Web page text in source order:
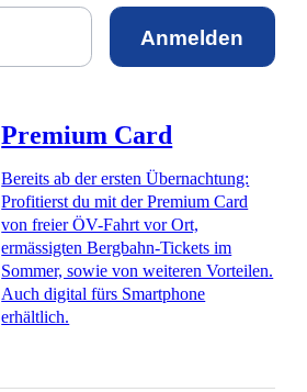
Anmelden
Premium Card
Bereits ab der ersten Übernachtung:
Profitierst du mit der Premium Card
von freier ÖV-Fahrt vor Ort,
ermässigten Bergbahn-Tickets im
Sommer, sowie von weiteren Vorteilen.
Auch digital fürs Smartphone
erhältlich.